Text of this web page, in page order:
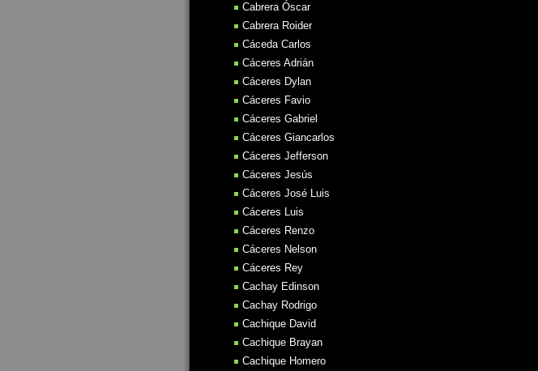
Cabrera Óscar
Cabrera Roider
Cáceda Carlos
Cáceres Adrián
Cáceres Dylan
Cáceres Favio
Cáceres Gabriel
Cáceres Giancarlos
Cáceres Jefferson
Cáceres Jesús
Cáceres José Luis
Cáceres Luis
Cáceres Renzo
Cáceres Nelson
Cáceres Rey
Cachay Edinson
Cachay Rodrigo
Cachique David
Cachique Brayan
Cachique Homero